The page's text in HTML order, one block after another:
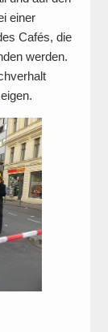
einer
Cafés, die
werden.